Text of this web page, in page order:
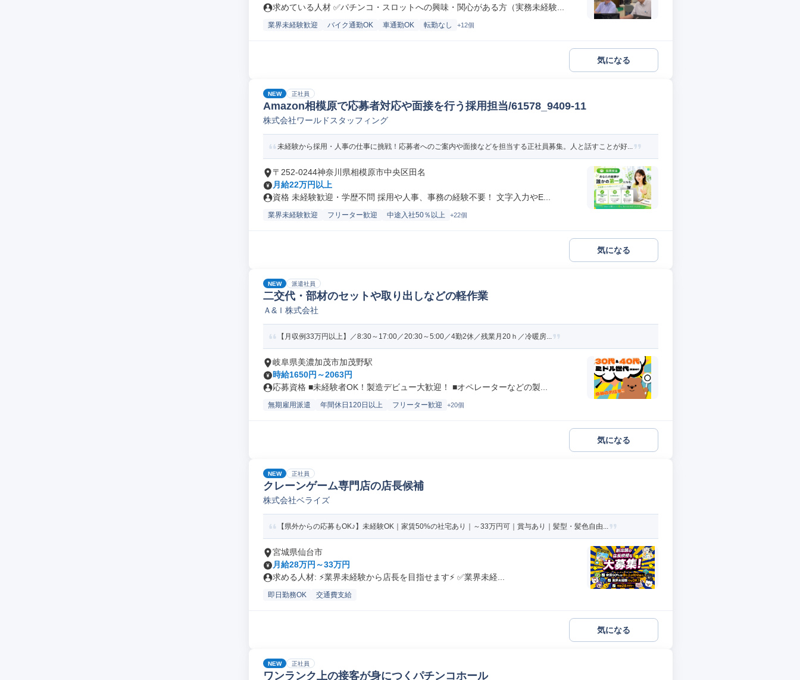
求めている人材 ✅パチンコ・スロットへの興味・関心がある方（実務未経験...
業界未経験歓迎 バイク通勤OK 車通勤OK 転勤なし +12個
気になる
NEW 正社員
Amazon相模原で応募者対応や面接を行う採用担当/61578_9409-11
株式会社ワールドスタッフィング
未経験から採用・人事の仕事に挑戦！応募者へのご案内や面接などを担当する正社員募集。人と話すことが好...
〒252-0244神奈川県相模原市中央区田名
月給22万円以上
資格 未経験歓迎・学歴不問 採用や人事、事務の経験不要！ 文字入力やE...
業界未経験歓迎 フリーター歓迎 中途入社50％以上 +22個
気になる
NEW 派遣社員
二交代・部材のセットや取り出しなどの軽作業
Ａ&Ｉ株式会社
【月収例33万円以上】／8:30～17:00／20:30～5:00／4勤2休／残業月20ｈ／冷暖房...
岐阜県美濃加茂市加茂野駅
時給1650円～2063円
応募資格 ■未経験者OK！製造デビュー大歓迎！ ■オペレーターなどの製...
無期雇用派遣 年間休日120日以上 フリーター歓迎 +20個
気になる
NEW 正社員
クレーンゲーム専門店の店長候補
株式会社ベライズ
【県外からの応募もOK♪】未経験OK｜家賃50%の社宅あり｜～33万円可｜賞与あり｜髪型・髪色自由...
宮城県仙台市
月給28万円～33万円
求める人材: ⚡️業界未経験から店長を目指せます⚡️ ✅️業界未経...
即日勤務OK 交通費支給
気になる
NEW 正社員
ワンランク上の接客が身につくパチンコホール